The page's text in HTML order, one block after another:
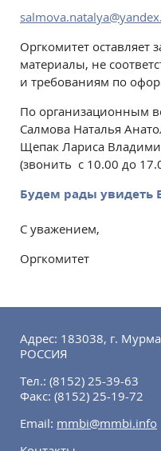
Оргкомитет оставляет
материалы, не
и требованиям по
По организационным
Салмова Наталья
Щепак Лариса
(звонить с 10.00 до
Будем рады увидеть
С уважением,
Оргкомитет
Адрес: 183038, г.
РОССИЯ
Тел.: (8152) 25-39-63
Факс: (8152) 25-19-72
Email: mmbi@mmbi.info